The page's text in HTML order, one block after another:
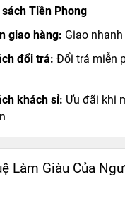
Tiền Phong
giao hàng: Giao
đổi trả: Đổi trả miễn
khách sỉ: Ưu đãi khi
Làm Giàu Của